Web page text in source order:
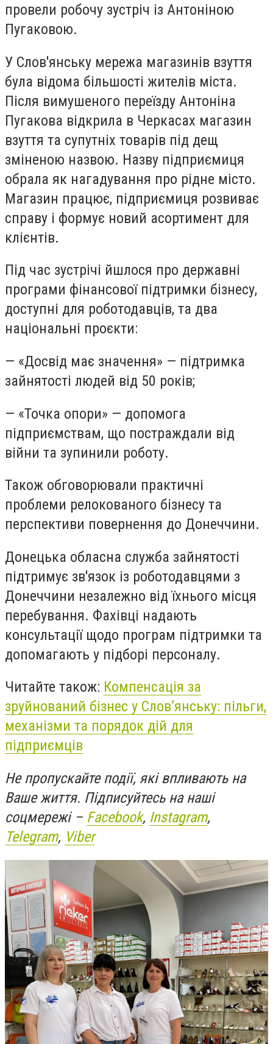
провели робочу зустріч із Антоніною
Пугаковою.
У Слов'янську мережа магазинів взуття
була відома більшості жителів міста.
Після вимушеного переїзду Антоніна
Пугакова відкрила в Черкасах магазин
взуття та супутніх товарів під дещ
зміненою назвою. Назву підприємиця
обрала як нагадування про рідне місто.
Магазин працює, підприємиця розвиває
справу і формує новий асортимент для
клієнтів.
Під час зустрічі йшлося про державні
програми фінансової підтримки бізнесу,
доступні для роботодавців, та два
національні проєкти:
— «Досвід має значення» — підтримка
зайнятості людей від 50 років;
— «Точка опори» — допомога
підприємствам, що постраждали від
війни та зупинили роботу.
Також обговорювали практичні
проблеми релокованого бізнесу та
перспективи повернення до Донеччини.
Донецька обласна служба зайнятості
підтримує зв'язок із роботодавцями з
Донеччини незалежно від їхнього місця
перебування. Фахівці надають
консультації щодо програм підтримки та
допомагають у підборі персоналу.
Читайте також: Компенсація за
зруйнований бізнес у Слов’янську: пільги,
механізми та порядок дій для
підприємців
Не пропускайте події, які впливають на
Ваше життя. Підписуйтесь на наші
соцмережі – Facebook, Instagram,
Telegram, Viber